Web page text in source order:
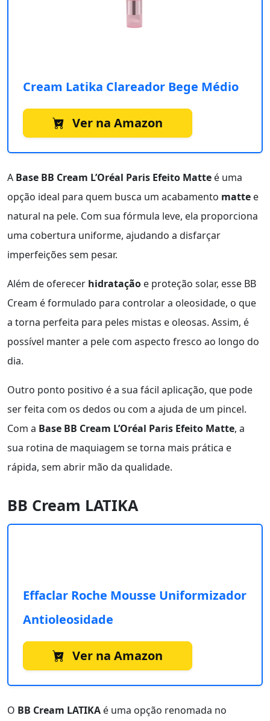
Cream Latika Clareador Bege Médio
Ver na Amazon
A Base BB Cream L’Oréal Paris Efeito Matte é uma
opção ideal para quem busca um acabamento matte e
natural na pele. Com sua fórmula leve, ela proporciona
uma cobertura uniforme, ajudando a disfarçar
imperfeições sem pesar.
Além de oferecer hidratação e proteção solar, esse BB
Cream é formulado para controlar a oleosidade, o que
a torna perfeita para peles mistas e oleosas. Assim, é
possível manter a pele com aspecto fresco ao longo do
dia.
Outro ponto positivo é a sua fácil aplicação, que pode
ser feita com os dedos ou com a ajuda de um pincel.
Com a Base BB Cream L’Oréal Paris Efeito Matte, a
sua rotina de maquiagem se torna mais prática e
rápida, sem abrir mão da qualidade.
BB Cream LATIKA
Effaclar Roche Mousse Uniformizador
Antioleosidade
Ver na Amazon
O BB Cream LATIKA é uma opção renomada no